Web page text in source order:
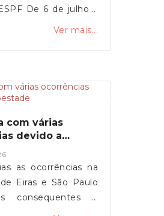
De 6 de julho a
a UFESPF
artísticas, que
o pensamento
imaginação e a
de setembro EB1
(2.ª a 6.ª) Dos 6 aos
seguro incluídos
Inscrições:
Ver mais...
com várias
devido a
as ocorrências na
Eiras e São Paulo
consequentes à
Kristin. Várias